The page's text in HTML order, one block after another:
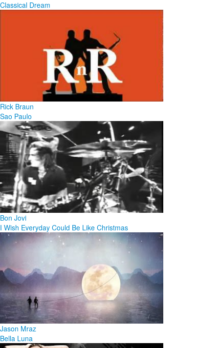
Classical Dream
Rick Braun
Sao Paulo
Bon Jovi
I Wish Everyday Could Be Like Christmas
Jason Mraz
Bella Luna